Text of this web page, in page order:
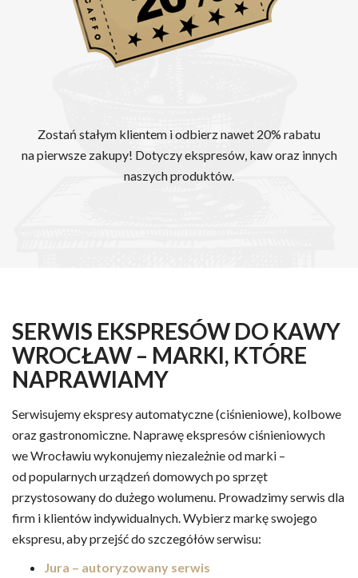
Zostań stałym klientem i odbierz nawet 20% rabatu
na pierwsze zakupy! Dotyczy ekspresów, kaw oraz innych
naszych produktów.
SERWIS EKSPRESÓW DO KAWY
WROCŁAW – MARKI, KTÓRE
NAPRAWIAMY
Serwisujemy ekspresy automatyczne (ciśnieniowe), kolbowe
oraz gastronomiczne. Naprawę ekspresów ciśnieniowych
we Wrocławiu wykonujemy niezależnie od marki –
od popularnych urządzeń domowych po sprzęt
przystosowany do dużego wolumenu. Prowadzimy serwis dla
firm i klientów indywidualnych. Wybierz markę swojego
ekspresu, aby przejść do szczegółów serwisu:
Jura – autoryzowany serwis